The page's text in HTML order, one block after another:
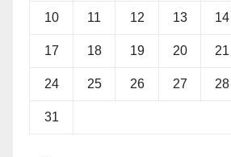
10 11 12 13 14
17 18 19 20 21
24 25 26 27 28
31